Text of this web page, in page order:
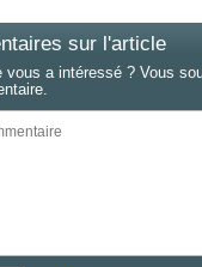
sur l'article
vous a intéressé ? Vous